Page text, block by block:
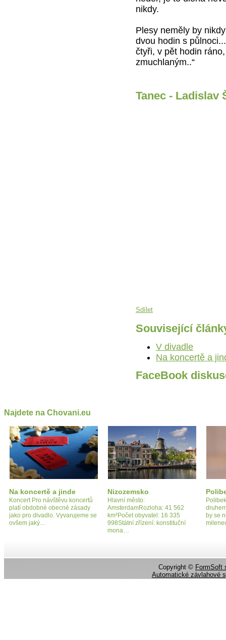
nikdy.
Plesy neměly by
dvou hodin s
čtyři, v pět hodin
zmuchlaným..“
Tanec - Ladislav
Sdílet
Související
V divadle
Na koncertě a
FaceBook
Najdete na Chovani.eu
Na koncertě a jinde
Koncert Pro návštěvu koncertů
platí obdobné obecné zásady
jako pro divadlo. Vyvarujeme se
ovšem jaký…
Nizozemsko
Hlavní město:
AmsterdamRozloha: 41 562
km²Počet obyvatel: 16 335
998Státní zřízení: konstituční
mona…
by se
Copyright © FormSoft
Automatické závlahové